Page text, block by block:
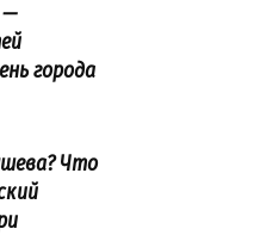
—
города
Что